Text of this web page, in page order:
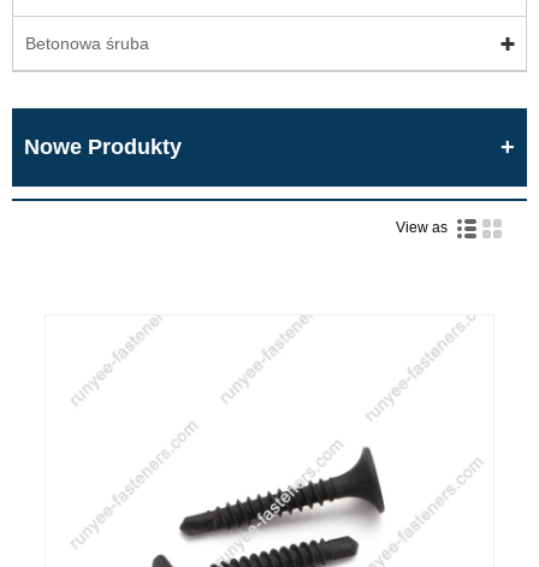
Betonowa śruba
Nowe Produkty
View as